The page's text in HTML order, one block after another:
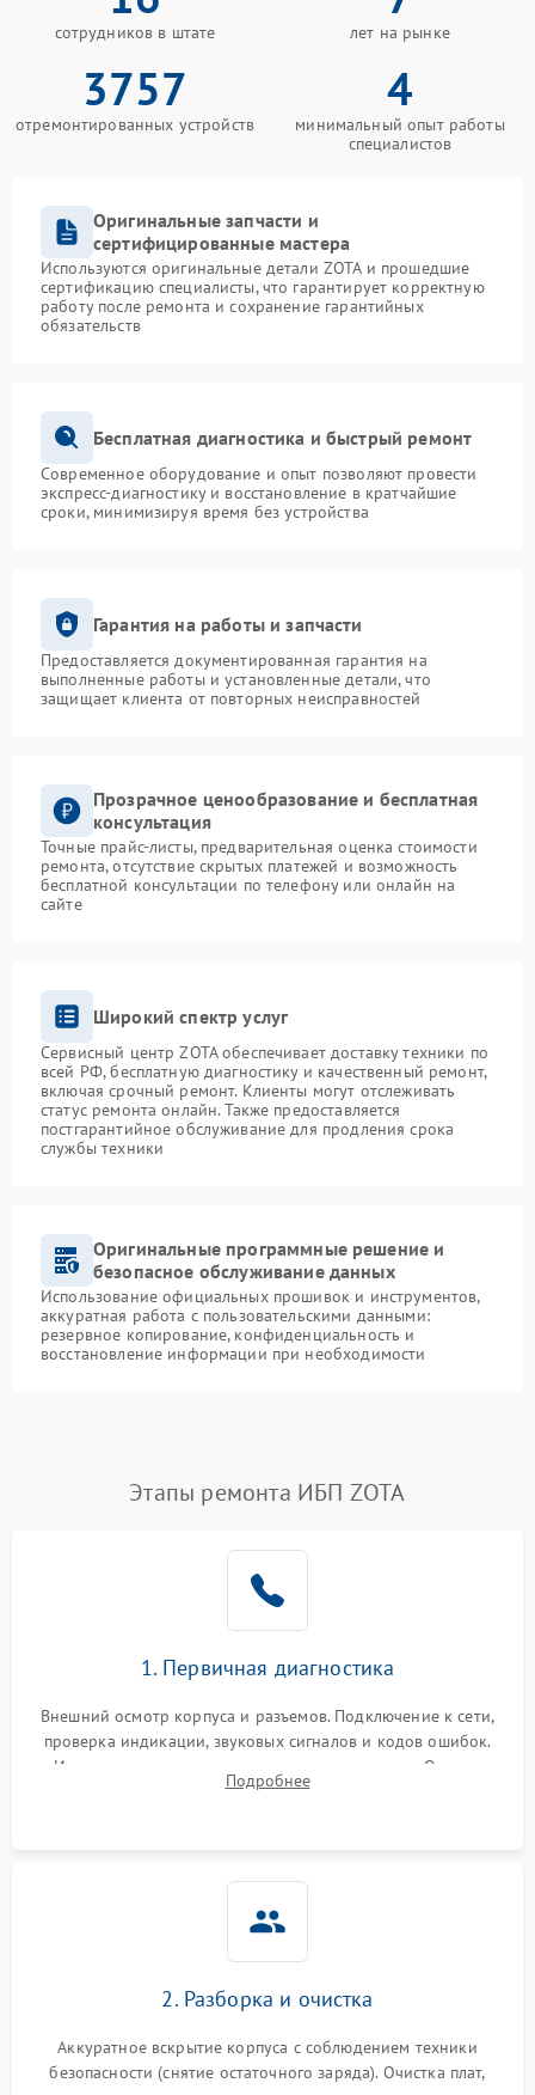
сотрудников в штате лет на рынке
3757
отремонтированных устройств
4
минимальный опыт работы
специалистов
Оригинальные запчасти и
сертифицированные мастера
Используются оригинальные детали ZOTA и прошедшие
сертификацию специалисты, что гарантирует корректную
работу после ремонта и сохранение гарантийных
обязательств
Бесплатная диагностика и быстрый ремонт
Современное оборудование и опыт позволяют провести
экспресс-диагностику и восстановление в кратчайшие
сроки, минимизируя время без устройства
Гарантия на работы и запчасти
Предоставляется документированная гарантия на
выполненные работы и установленные детали, что
защищает клиента от повторных неисправностей
Прозрачное ценообразование и бесплатная
консультация
Точные прайс-листы, предварительная оценка стоимости
ремонта, отсутствие скрытых платежей и возможность
бесплатной консультации по телефону или онлайн на
сайте
Широкий спектр услуг
Сервисный центр ZOTA обеспечивает доставку техники по
всей РФ, бесплатную диагностику и качественный ремонт,
включая срочный ремонт. Клиенты могут отслеживать
статус ремонта онлайн. Также предоставляется
постгарантийное обслуживание для продления срока
службы техники
Оригинальные программные решение и
безопасное обслуживание данных
Использование официальных прошивок и инструментов,
аккуратная работа с пользовательскими данными:
резервное копирование, конфиденциальность и
восстановление информации при необходимости
Этапы ремонта ИБП ZOTA
1. Первичная диагностика
Внешний осмотр корпуса и разъемов. Подключение к сети,
проверка индикации, звуковых сигналов и кодов ошибок.
Измерение входного и выходного напряжения. Оценка
реакции ИБП на отключение основного питания без
Подробнее
2. Разборка и очистка
Аккуратное вскрытие корпуса с соблюдением техники
безопасности (снятие остаточного заряда). Очистка плат,